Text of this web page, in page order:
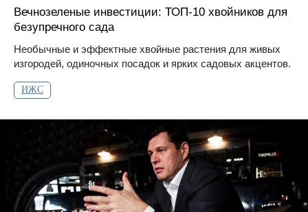
Вечнозеленые инвестиции: ТОП-10 хвойников для
безупречного сада
Необычные и эффектные хвойные растения для живых
изгородей, одиночных посадок и ярких садовых акцентов.
ИЖС